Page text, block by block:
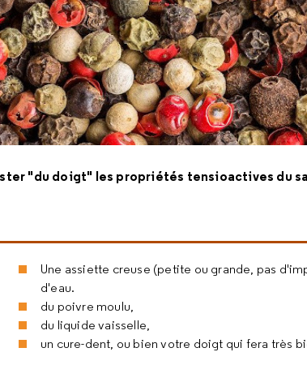
"du doigt" les propriétés tensioactives du
Une assiette creuse (petite ou grande, pas
d'eau.
du poivre moulu,
du liquide vaisselle,
un cure-dent, ou bien votre doigt qui fera très